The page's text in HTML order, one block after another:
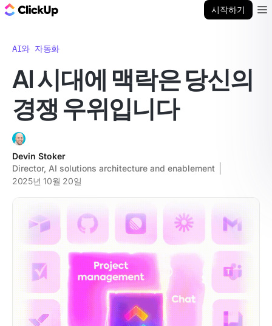
시작하기
AI와 자동화
AI 시대에 맥락은 당신의
경쟁 우위입니다
Devin Stoker
Director, AI solutions architecture and enablement
2025년 10월 20일